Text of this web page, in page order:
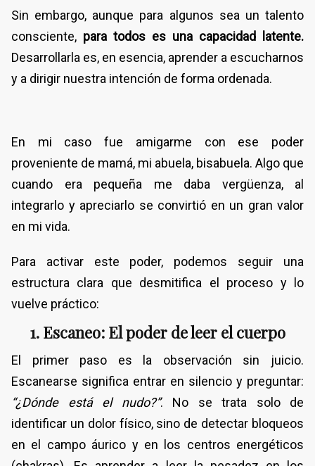
Sin embargo, aunque para algunos sea un talento
consciente, para todos es una capacidad latente.
Desarrollarla es, en esencia, aprender a escucharnos
y a dirigir nuestra intención de forma ordenada.
En mi caso fue amigarme con ese poder
proveniente de mamá, mi abuela, bisabuela. Algo que
cuando era pequeña me daba vergüenza, al
integrarlo y apreciarlo se convirtió en un gran valor
en mi vida.
​Para activar este poder, podemos seguir una
estructura clara que desmitifica el proceso y lo
vuelve práctico:
​1. Escaneo: El poder de leer el cuerpo
​El primer paso es la observación sin juicio.
Escanearse significa entrar en silencio y preguntar:
“¿Dónde está el nudo?”. No se trata solo de
identificar un dolor físico, sino de detectar bloqueos
en el campo áurico y en los centros energéticos